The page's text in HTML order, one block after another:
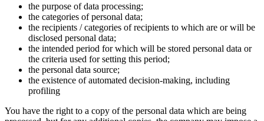
the purpose of data processing;
the categories of personal data;
the recipients / categories of recipients to which are or will be
disclosed personal data;
the intended period for which will be stored personal data or
the criteria used for setting this period;
the personal data source;
the existence of automated decision-making, including
profiling
You have the right to a copy of the personal data which are being